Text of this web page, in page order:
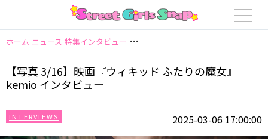
ホーム ニュース 特集インタビュー 【写真 3/16】映画『ウィキッド ふた
【写真 3/16】映画『ウィキッド ふたりの魔女』
kemio インタビュー
INTERVIEWS 2025-03-06 17:00:00